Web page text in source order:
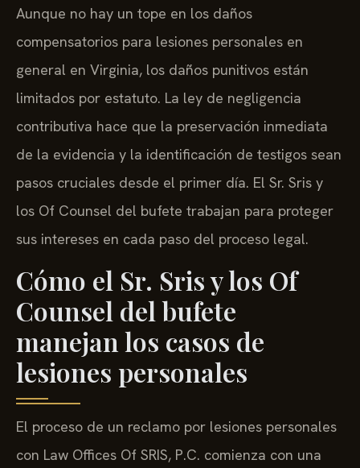
Aunque no hay un tope en los daños
compensatorios para lesiones personales en
general en Virginia, los daños punitivos están
limitados por estatuto. La ley de negligencia
contributiva hace que la preservación inmediata
de la evidencia y la identificación de testigos sean
pasos cruciales desde el primer día. El Sr. Sris y
los Of Counsel del bufete trabajan para proteger
sus intereses en cada paso del proceso legal.
Cómo el Sr. Sris y los Of
Counsel del bufete
manejan los casos de
lesiones personales
El proceso de un reclamo por lesiones personales
con Law Offices Of SRIS, P.C. comienza con una